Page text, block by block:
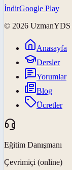
İndirGoogle Play
© 2026 UzmanYDS
Anasayfa
Dersler
Yorumlar
Blog
Ücretler
Eğitim Danışmanı
Çevrimiçi (online)